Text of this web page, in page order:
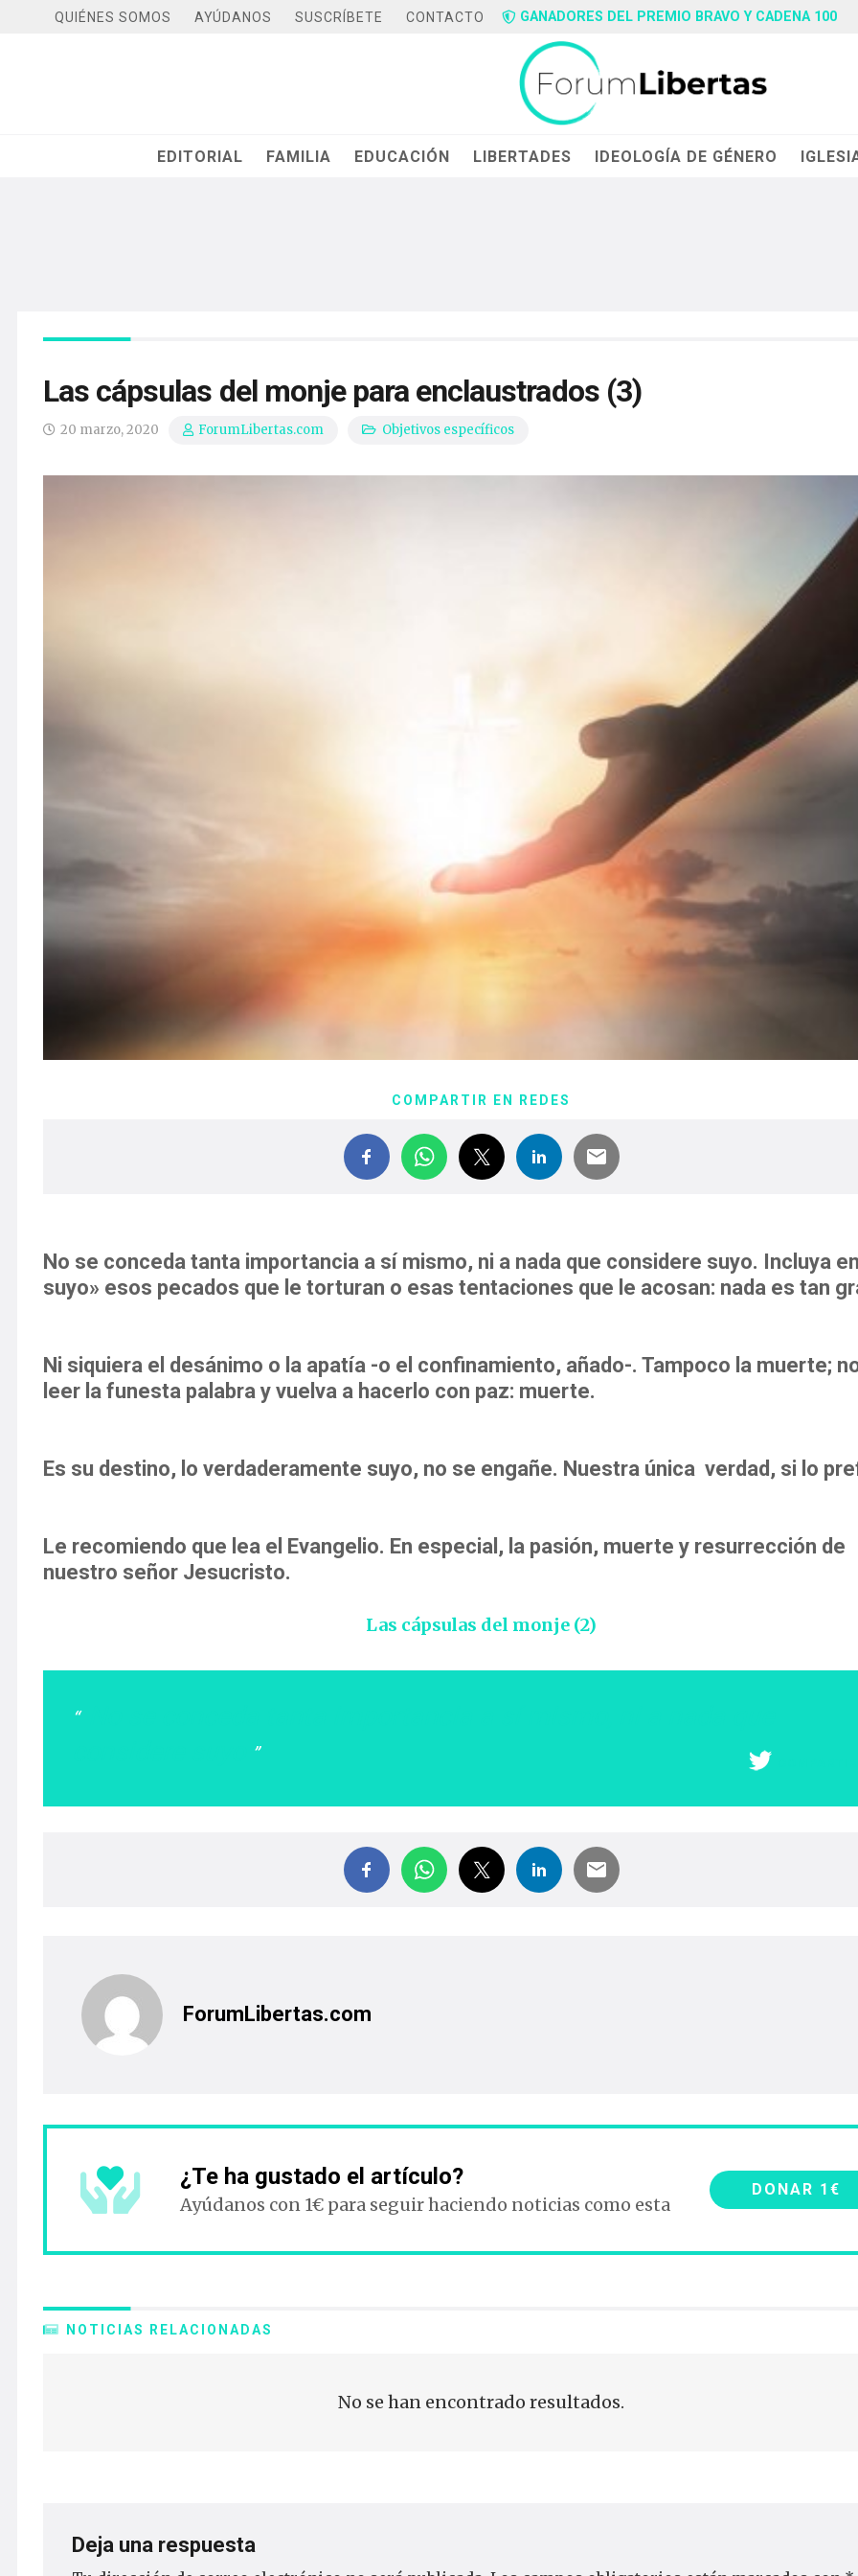
QUIÉNES SOMOS AYÚDANOS SUSCRÍBETE CONTACTO GANADORES DEL PREMIO BRAVO Y CADENA 100
EDITORIAL FAMILIA EDUCACIÓN LIBERTADES IDEOLOGÍA DE GÉNERO
Las cápsulas del monje para enclaustrados (3)
20 marzo, 2020 ForumLibertas.com Objetivos específicos
COMPARTIR EN REDES
No se conceda tanta importancia a sí mismo, ni a nada que considere suyo. Incluya
suyo» esos pecados que le torturan o esas tentaciones que le acosan: nada es tan
Ni siquiera el desánimo o la apatía -o el confinamiento, añado-. Tampoco la muerte;
leer la funesta palabra y vuelva a hacerlo con paz: muerte.
Es su destino, lo verdaderamente suyo, no se engañe. Nuestra única verdad, si lo
Le recomiendo que lea el Evangelio. En especial, la pasión, muerte y resurrección de
nuestro señor Jesucristo.
Las cápsulas del monje (2)
ForumLibertas.com
¿Te ha gustado el artículo?
Ayúdanos con 1€ para seguir haciendo noticias como esta
DONAR 1€
NOTICIAS RELACIONADAS
No se han encontrado resultados.
Deja una respuesta